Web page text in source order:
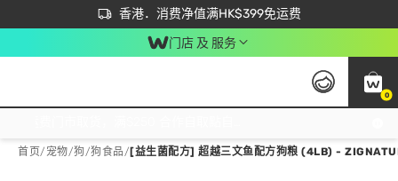
香港．消费净值满HK$399免运费
立即成为易赏钱会员尽享独家优惠
首次APP下单买满$450 输入 NEWAPP 即减$50
门店 及 服务
0
首页/ 宠物/狗/狗食品/ [益生菌配方] 超越三文鱼配方狗粮 (4LB) -